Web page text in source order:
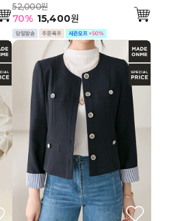
52,000원
70% 15,400원